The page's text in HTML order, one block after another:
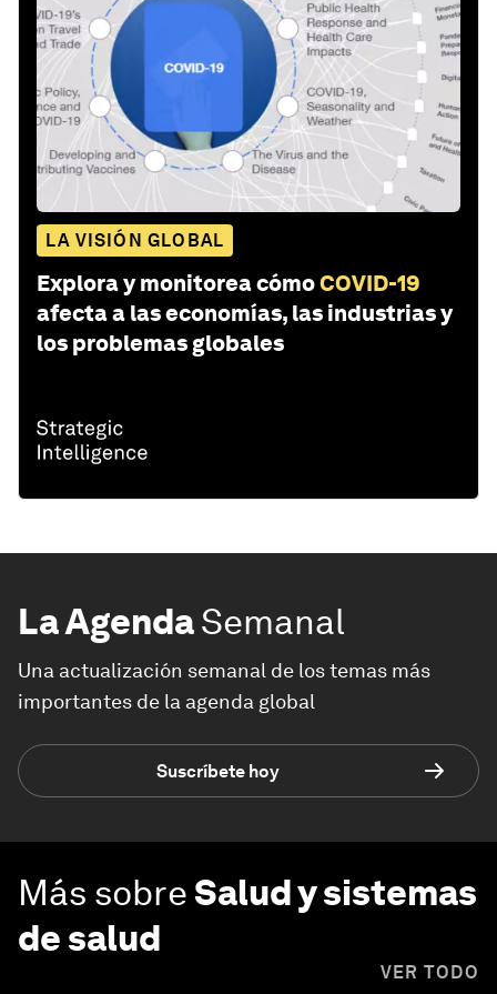
LA VISIÓN GLOBAL
Explora y monitorea cómoCOVID-19
afecta a las economías, las industrias y
los problemas globales
La AgendaSemanal
Una actualización semanal de los temas más
importantes de la agenda global
Suscríbete hoy
Más sobreSalud y sistemas
de salud
VER TODO